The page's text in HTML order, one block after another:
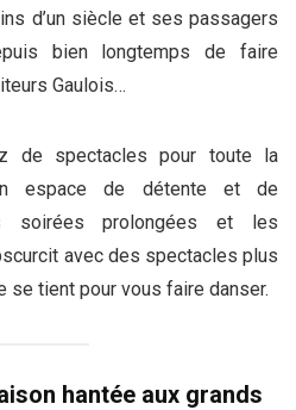
d’un siècle et ses passagers
bien longtemps de faire
Gaulois…
de spectacles pour toute la
espace de détente et de
soirées prolongées et les
avec des spectacles plus
tient pour vous faire danser.
hantée aux grands